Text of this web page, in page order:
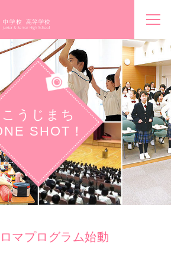
こうじまち
SHOT！
マプログラム始動